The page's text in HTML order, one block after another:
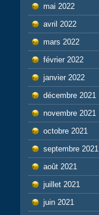
mai 2022
avril 2022
mars 2022
février 2022
janvier 2022
décembre 2021
novembre 2021
octobre 2021
septembre 2021
août 2021
juillet 2021
juin 2021